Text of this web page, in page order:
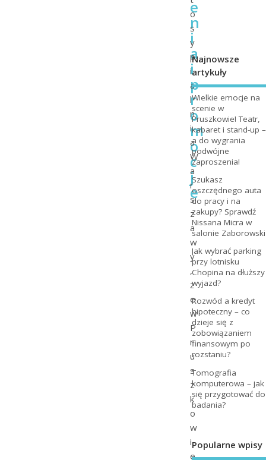
e
n
i
a
i
p
r
o
m
o
c
j
e
o
s
y
p
i
a
l
n
i
a
W
a
r
s
z
a
w
y
,
ż
e
w
P
r
u
s
z
k
o
w
i
e
Najnowsze
artykuły
Wielkie emocje na
scenie w
Pruszkowie! Teatr,
kabaret i stand-up –
a do wygrania
podwójne
zaproszenia!
Szukasz
oszczędnego auta
do pracy i na
zakupy? Sprawdź
Nissana Micra w
salonie Zaborowski
Jak wybrać parking
przy lotnisku
Chopina na dłuższy
wyjazd?
Rozwód a kredyt
hipoteczny – co
dzieje się z
zobowiązaniem
finansowym po
rozstaniu?
Tomografia
komputerowa – jak
się przygotować do
badania?
Popularne wpisy